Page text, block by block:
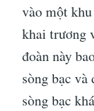
vào một
khai trương
đoàn này
sòng bạc và
sòng bạc